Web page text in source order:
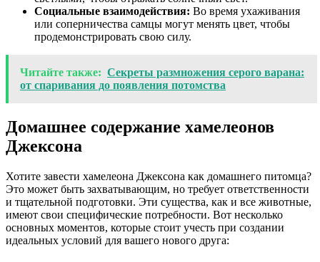
Социальные взаимодействия: Во время ухаживания
или соперничества самцы могут менять цвет, чтобы
продемонстрировать свою силу.
Читайте также: Секреты размножения серого варана:
от спаривания до появления потомства
Домашнее содержание хамелеонов
Джексона
Хотите завести хамелеона Джексона как домашнего питомца?
Это может быть захватывающим, но требует ответственности
и тщательной подготовки. Эти существа, как и все животные,
имеют свои специфические потребности. Вот несколько
основных моментов, которые стоит учесть при создании
идеальных условий для вашего нового друга: